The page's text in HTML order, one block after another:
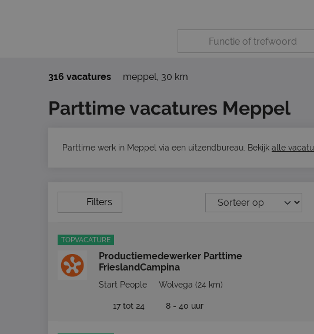
316 vacatures meppel, 30 km
Parttime vacatures Meppel
Parttime werk in Meppel via een uitzendbureau. Bekijk alle
Filters
TOPVACATURE
Productiemedewerker Parttime
FrieslandCampina
Start People Wolvega (24 km)
17 tot 24 8 - 40 uur